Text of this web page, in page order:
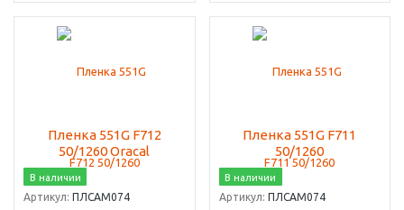
Пленка 551G F712
50/1260 Oracal
В наличии
Артикул: ПЛСАМ074
Пленка 551G F711
50/1260
В наличии
Артикул: ПЛСАМ074